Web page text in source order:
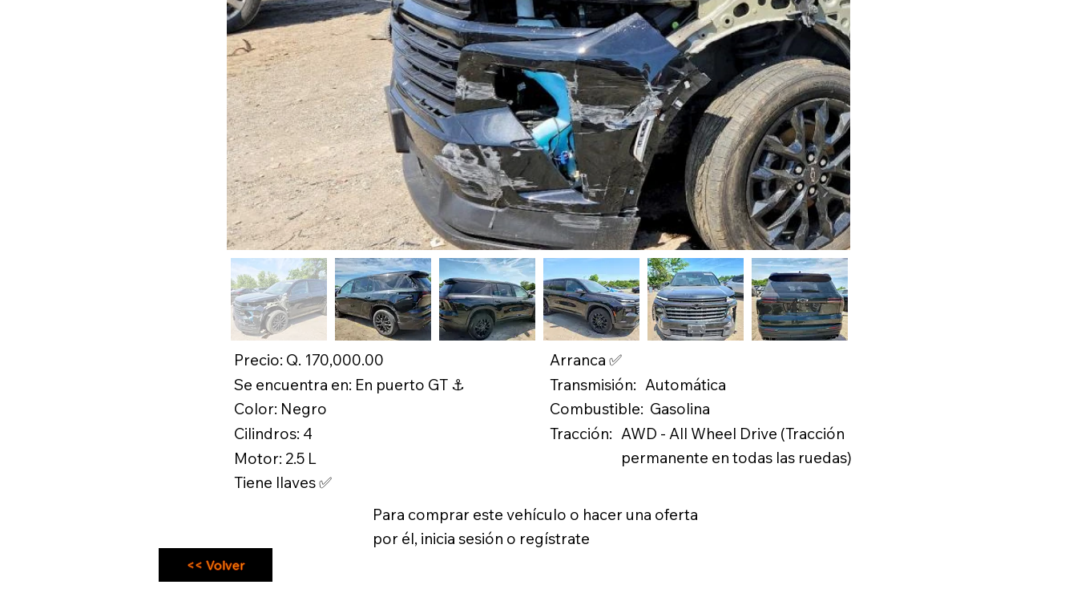
Color: Negro
Motor: 2.5 L
Transmisión:
Combustible:
Tracción:
Automática
AWD - All Wheel Drive (Tracción
permanente en todas las ruedas)
Gasolina
Tiene llaves ✅
Arranca ✅
Precio: Q. 170,000.00
Se encuentra en: En puerto GT ⚓
Cilindros: 4
<< Volver
Para comprar este vehículo o hacer una oferta
por él, inicia sesión o regístrate